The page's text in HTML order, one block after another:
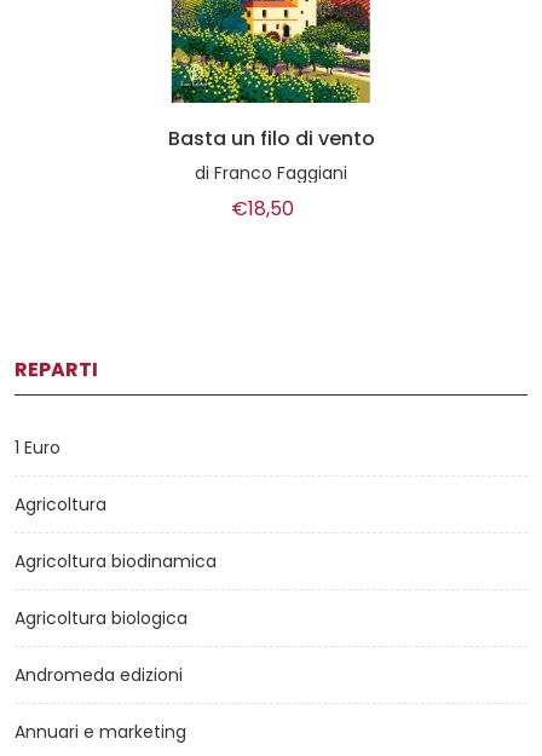
Basta un filo di vento
di Franco Faggiani
€18,50
REPARTI
1 Euro
Agricoltura
Agricoltura biodinamica
Agricoltura biologica
Andromeda edizioni
Annuari e marketing